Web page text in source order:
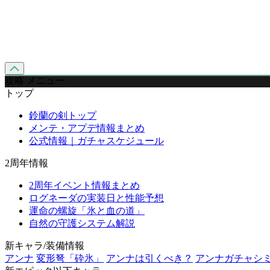
攻略 メニュー
トップ
鈴蘭の剣トップ
メンテ・アプデ情報まとめ
公式情報｜ガチャスケジュール
2周年情報
2周年イベント情報まとめ
ログネーダの実装日と性能予想
運命の螺旋「氷と血の道」
自然の守護システム解説
新キャラ/装備情報
アンナ 変形弩「砕氷」 アンナは引くべき？ アンナガチャシ